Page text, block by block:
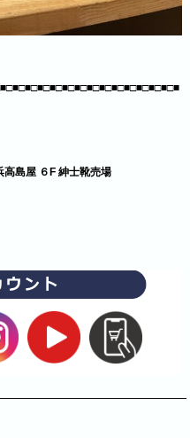
島屋 ６F 紳士靴売場